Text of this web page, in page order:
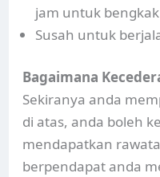
jam untuk
Susah untuk
Bagaimana
Sekiranya anda
di atas, anda boleh
mendapatkan
berpendapat anda